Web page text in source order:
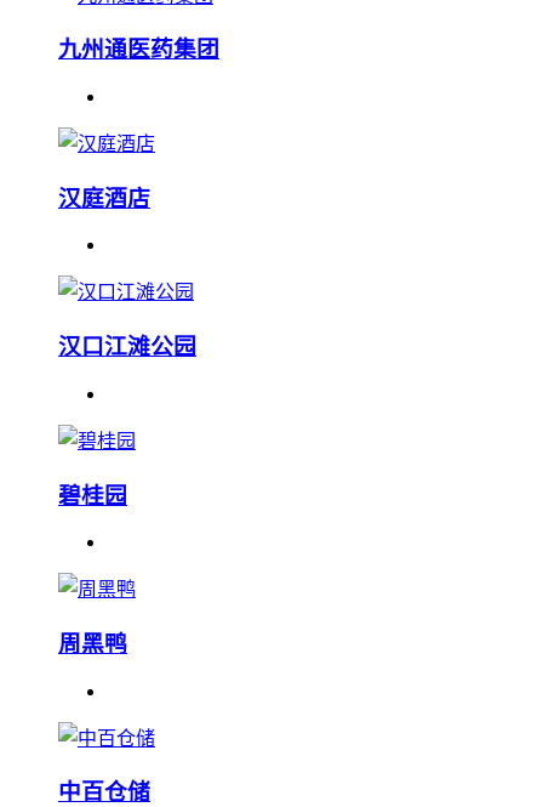
九州通医药集团
汉庭酒店
汉口江滩公园
碧桂园
周黑鸭
中百仓储